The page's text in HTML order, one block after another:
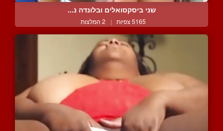
שני ביסקסואלים ובלונדה נ...
5165 צפיות | 2 המלצות